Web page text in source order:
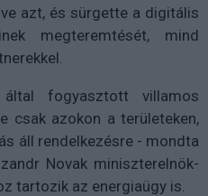
azt, és sürgette a digitális
megteremtését, mind
által fogyasztott villamos
csak azokon a területeken,
áll rendelkezésre - mondta
Novak miniszterelnök-
tartozik az energiaügy is.